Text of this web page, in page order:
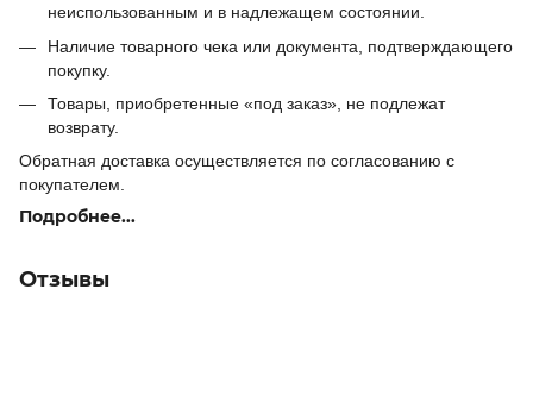
неиспользованным и в надлежащем состоянии.
Наличие товарного чека или документа, подтверждающего
покупку.
Товары, приобретенные «под заказ», не подлежат
возврату.
Обратная доставка осуществляется по согласованию с
покупателем.
Подробнее...
Отзывы